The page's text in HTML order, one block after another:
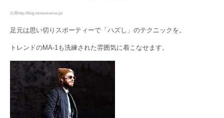
出典http://blog.nanouniverse.jp/
足元は思い切りスポーティーで「ハズし」のテクニックを。
トレンドのMA-1も洗練された雰囲気に着こなせます。